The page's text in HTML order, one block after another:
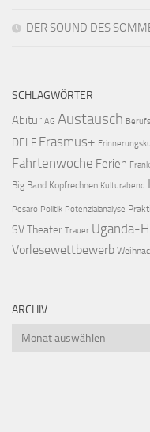
DER SOUND DES
SCHLAGWÖRTER
Abitur AG Austausch
DELF Erasmus+
Fahrtenwoche Ferien
Big Band Kopfrechnen Kulturabend
Pesaro Politik Potenzialanalyse
SVTheater Trauer Uganda-
Vorlesewettbewerb
ARCHIV